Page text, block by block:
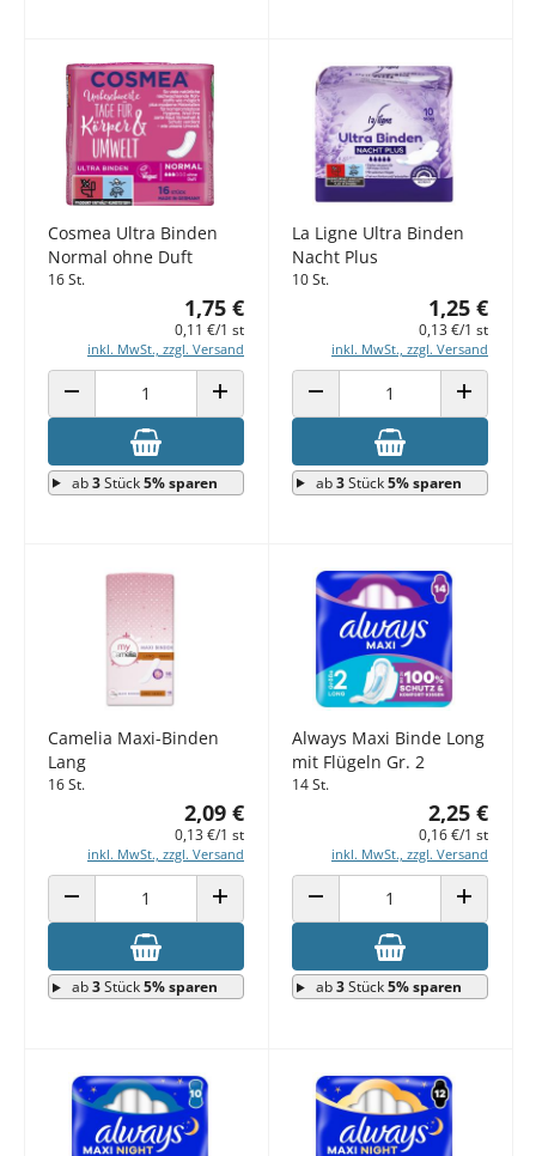
Cosmea Ultra Binden
Normal ohne Duft
16 St.
1,75 €
0,11 €/1 st
inkl. MwSt., zzgl. Versand
ANZAHL VERRINGERN ANZAHL ERHÖHEN
ab3Stück5% sparen
La Ligne Ultra Binden
Nacht Plus
10 St.
1,25 €
0,13 €/1 st
inkl. MwSt., zzgl. Versand
ANZAHL VERRINGERN ANZAHL
ab3Stück5% sparen
Camelia Maxi-Binden
Lang
16 St.
2,09 €
0,13 €/1 st
inkl. MwSt., zzgl. Versand
ANZAHL VERRINGERN ANZAHL ERHÖHEN
ab3Stück5% sparen
Always Maxi Binde Long
mit Flügeln Gr. 2
14 St.
2,25 €
0,16 €/1 st
inkl. MwSt., zzgl. Versand
ANZAHL VERRINGERN ANZAHL
ab3Stück5% sparen